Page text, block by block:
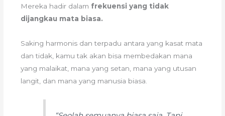
Mereka hadir dalam frekuensi yang tidak
dijangkau mata biasa.
Saking harmonis dan terpadu antara yang kasat mata
dan tidak, kamu tak akan bisa membedakan mana
yang malaikat, mana yang setan, mana yang utusan
langit, dan mana yang manusia biasa.